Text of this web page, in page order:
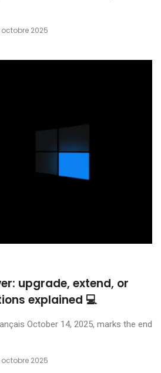
octobre 2025
upgrade, extend, or
explained 💻
October 14, 2025, marks the end
octobre 2025